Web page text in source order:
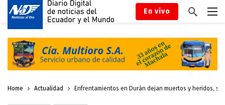
En vivo
Home Actualidad Enfrentamientos en Durán dejan muertos y heridos,